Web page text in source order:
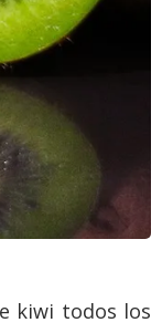
kiwi todos los